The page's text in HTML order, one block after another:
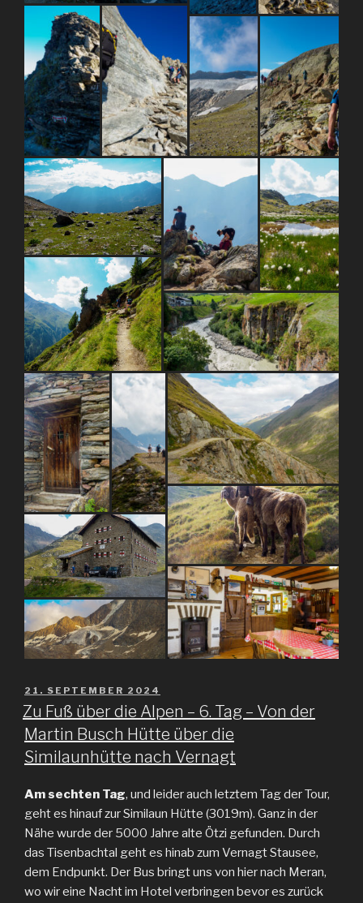
VERÖFFENTLICHT
AM
21. SEPTEMBER 2024
Zu Fuß über die Alpen – 6. Tag – Von der
Martin Busch Hütte über die
Similaunhütte nach Vernagt
Am sechten Tag, und leider auch letztem Tag der Tour,
geht es hinauf zur Similaun Hütte (3019m). Ganz in der
Nähe wurde der 5000 Jahre alte Ötzi gefunden. Durch
das Tisenbachtal geht es hinab zum Vernagt Stausee,
dem Endpunkt. Der Bus bringt uns von hier nach Meran,
wo wir eine Nacht im Hotel verbringen bevor es zurück